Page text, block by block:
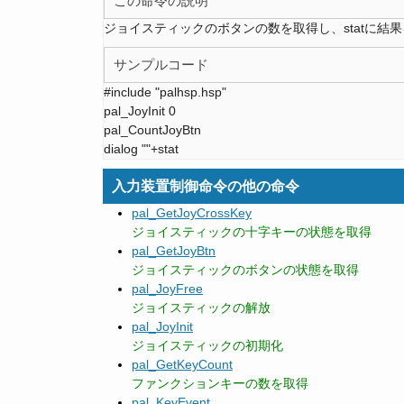
ジョイスティックのボタンの数を取得し、statに結果
サンプルコード
#include "palhsp.hsp"
pal_JoyInit 0
pal_CountJoyBtn
dialog ""+stat
入力装置制御命令の他の命令
pal_GetJoyCrossKey
ジョイスティックの十字キーの状態を取得
pal_GetJoyBtn
ジョイスティックのボタンの状態を取得
pal_JoyFree
ジョイスティックの解放
pal_JoyInit
ジョイスティックの初期化
pal_GetKeyCount
ファンクションキーの数を取得